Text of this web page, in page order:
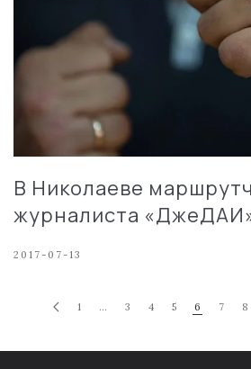
В Николаеве
журналиста
2017-07-13
1 … 3 4 5 6 7 8